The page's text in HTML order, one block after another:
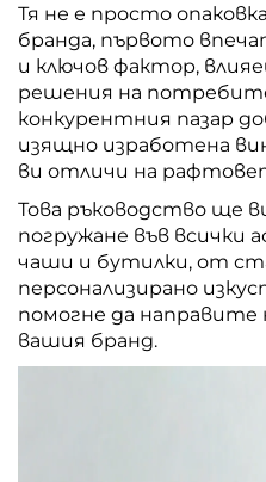
Тя не е просто
бранда, първото
и ключов фактор,
решения на
конкурентния пазар
изящно изработена
ви отличи на
Това ръководство ще
погружане във всички
чаши и бутилки, от
персонализирано
помогне да направите
вашия бранд.